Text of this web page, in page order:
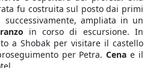
fu costruita sul posto dai primi
ampliata in un
in corso di escursione. In
a Shobak per visitare il castello
per Petra.Cena e il